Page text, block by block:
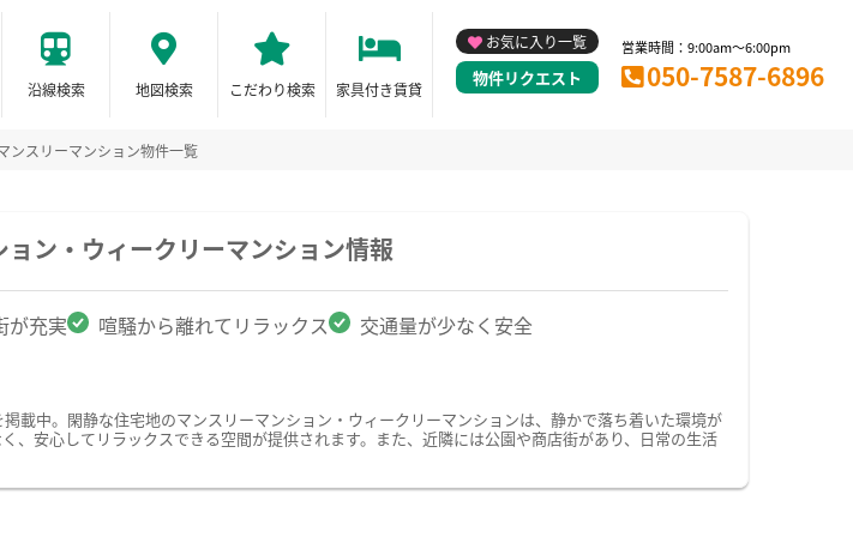
沿線検索 地図検索 こだわり検索 家具付き賃貸
お気に入り一覧
物件リクエスト
営業時間：9:00am～6:00pm
050-7587-6896
ンスリーマンション物件一覧
ン・ウィークリーマンション情報
が充実 喧騒から離れてリラックス
交通量が少なく安全
載中。閑静な住宅地のマンスリーマンション・ウィークリーマンションは、静かで落ち着いた環境が
安心してリラックスできる空間が提供されます。また、近隣には公園や商店街があり、日常の生活